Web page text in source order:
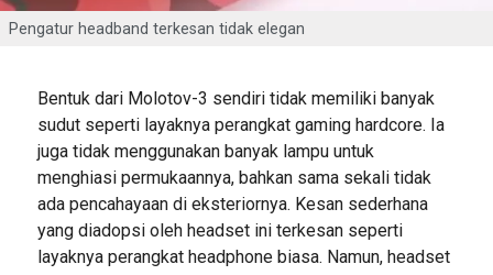
Pengatur headband terkesan tidak elegan
Bentuk dari Molotov-3 sendiri tidak memiliki banyak
sudut seperti layaknya perangkat gaming hardcore. Ia
juga tidak menggunakan banyak lampu untuk
menghiasi permukaannya, bahkan sama sekali tidak
ada pencahayaan di eksteriornya. Kesan sederhana
yang diadopsi oleh headset ini terkesan seperti
layaknya perangkat headphone biasa. Namun, headset